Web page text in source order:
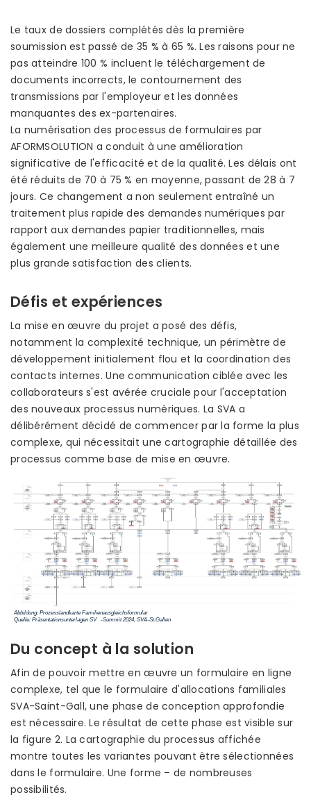
Le taux de dossiers complétés dès la première
soumission est passé de 35 % à 65 %. Les raisons pour ne
pas atteindre 100 % incluent le téléchargement de
documents incorrects, le contournement des
transmissions par l'employeur et les données
manquantes des ex-partenaires.
La numérisation des processus de formulaires par
AFORMSOLUTION a conduit à une amélioration
significative de l'efficacité et de la qualité. Les délais ont
été réduits de 70 à 75 % en moyenne, passant de 28 à 7
jours. Ce changement a non seulement entraîné un
traitement plus rapide des demandes numériques par
rapport aux demandes papier traditionnelles, mais
également une meilleure qualité des données et une
plus grande satisfaction des clients.
Défis et expériences
La mise en œuvre du projet a posé des défis,
notamment la complexité technique, un périmètre de
développement initialement flou et la coordination des
contacts internes. Une communication ciblée avec les
collaborateurs s'est avérée cruciale pour l'acceptation
des nouveaux processus numériques. La SVA a
délibérément décidé de commencer par la forme la plus
complexe, qui nécessitait une cartographie détaillée des
processus comme base de mise en œuvre.
Du concept à la solution
Afin de pouvoir mettre en œuvre un formulaire en ligne
complexe, tel que le formulaire d'allocations familiales
SVA-Saint-Gall, une phase de conception approfondie
est nécessaire. Le résultat de cette phase est visible sur
la figure 2. La cartographie du processus affichée
montre toutes les variantes pouvant être sélectionnées
dans le formulaire. Une forme – de nombreuses
possibilités.